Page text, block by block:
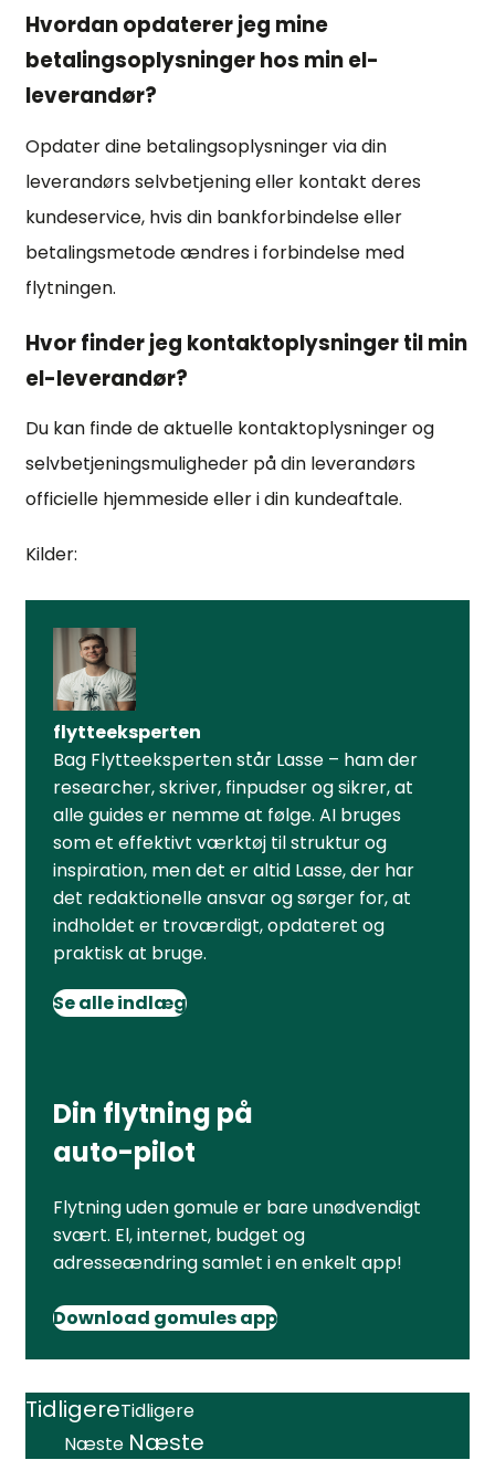
Hvordan opdaterer jeg mine
betalingsoplysninger hos min el-
leverandør?
Opdater dine betalingsoplysninger via din
leverandørs selvbetjening eller kontakt deres
kundeservice, hvis din bankforbindelse eller
betalingsmetode ændres i forbindelse med
flytningen.
Hvor finder jeg kontaktoplysninger til min
el-leverandør?
Du kan finde de aktuelle kontaktoplysninger og
selvbetjeningsmuligheder på din leverandørs
officielle hjemmeside eller i din kundeaftale.
Kilder:
flytteeksperten
Bag Flytteeksperten står Lasse – ham der
researcher, skriver, finpudser og sikrer, at
alle guides er nemme at følge. AI bruges
som et effektivt værktøj til struktur og
inspiration, men det er altid Lasse, der har
det redaktionelle ansvar og sørger for, at
indholdet er troværdigt, opdateret og
praktisk at bruge.
Se alle indlæg
Din flytning på
auto-pilot
Flytning uden gomule er bare unødvendigt
svært. El, internet, budget og
adresseændring samlet i en enkelt app!
Download gomules app
TidligereTidligere
Næste Næste